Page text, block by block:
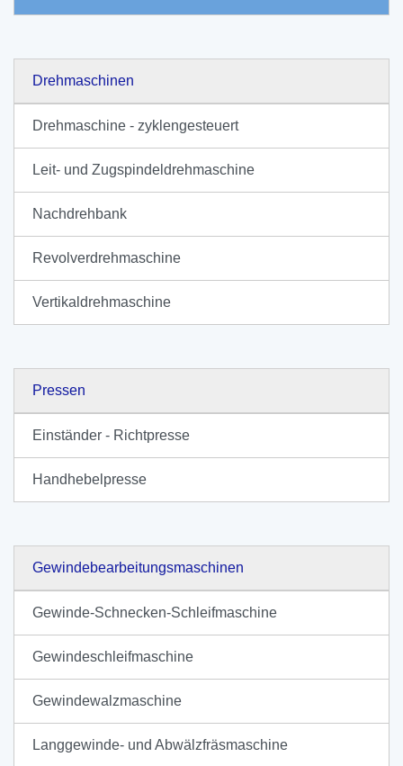
Drehmaschinen
Drehmaschine - zyklengesteuert
Leit- und Zugspindeldrehmaschine
Nachdrehbank
Revolverdrehmaschine
Vertikaldrehmaschine
Pressen
Einständer - Richtpresse
Handhebelpresse
Gewindebearbeitungsmaschinen
Gewinde-Schnecken-Schleifmaschine
Gewindeschleifmaschine
Gewindewalzmaschine
Langgewinde- und Abwälzfräsmaschine